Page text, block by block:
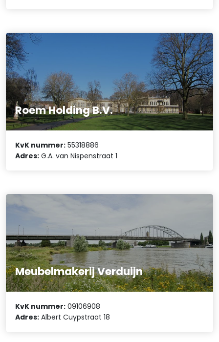
Roem Holding B.V.
KvK nummer: 55318886
Adres: G.A. van Nispenstraat 1
Meubelmakerij Verduijn
KvK nummer: 09106908
Adres: Albert Cuypstraat 18